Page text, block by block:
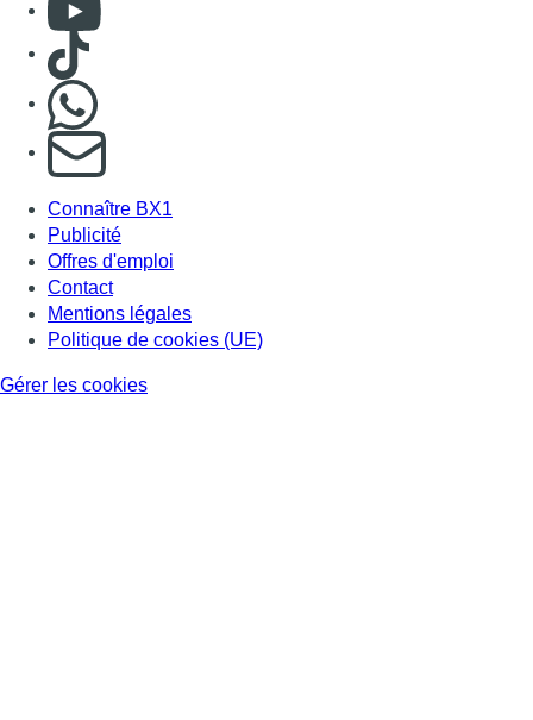
Consulter TikTok
S'abonner à notre newsletter
Connaître BX1
Publicité
Offres d'emploi
Contact
Mentions légales
Politique de cookies (UE)
Gérer les cookies